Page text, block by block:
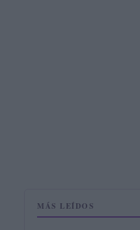
MÁS LEÍDOS